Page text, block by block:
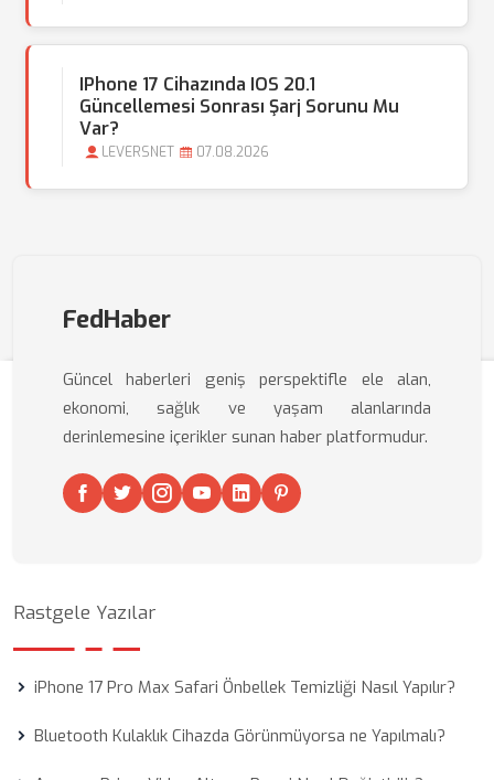
IPhone 17 Cihazında IOS 20.1
Güncellemesi Sonrası Şarj Sorunu Mu
Var?
LEVERSNET 07.08.2026
FedHaber
Güncel haberleri geniş perspektifle ele alan,
ekonomi, sağlık ve yaşam alanlarında
derinlemesine içerikler sunan haber platformudur.
Rastgele Yazılar
iPhone 17 Pro Max Safari Önbellek Temizliği Nasıl Yapılır?
Bluetooth Kulaklık Cihazda Görünmüyorsa ne Yapılmalı?